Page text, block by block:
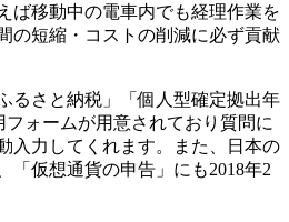
ば移動中の電車内でも経理作業を
の短縮・コストの削減に必ず貢献
ふるさと納税」「個人型確定拠出年
ォームが用意されており質問に
入力してくれます。
また、日本の
「仮想通貨の申告」にも2018年2